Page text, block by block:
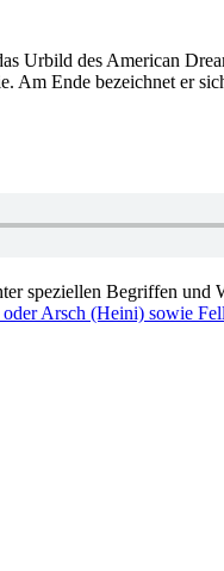
Urbild des American
Am Ende bezeichnet er
speziellen Begriffen und
Arsch (Heini) sowie